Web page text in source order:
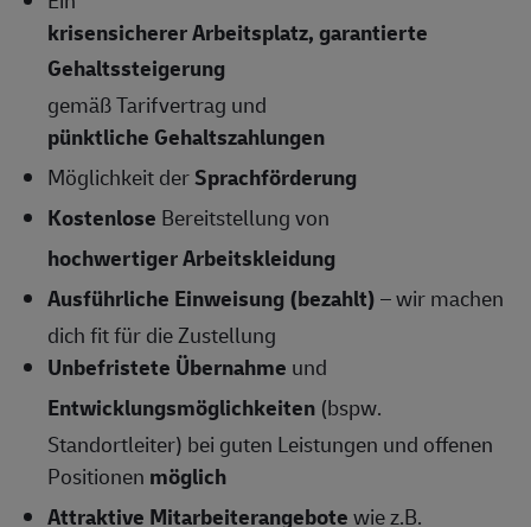
krisensicherer Arbeitsplatz, garantierte
Gehaltssteigerung
gemäß Tarifvertrag und
pünktliche Gehaltszahlungen
Möglichkeit derSprachförderung
Kostenlose Bereitstellung von
hochwertiger Arbeitskleidung
Ausführliche Einweisung (bezahlt)– wir machen
dich fit für die Zustellung
Unbefristete Übernahme und
Entwicklungsmöglichkeiten (bspw.
Standortleiter) bei guten Leistungen und offenen
Positionen möglich
Attraktive Mitarbeiterangebotewie z.B.